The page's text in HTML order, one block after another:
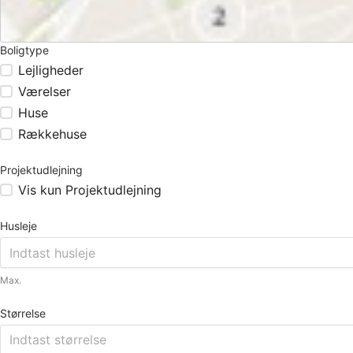
Boligtype
Lejligheder
Værelser
Huse
Rækkehuse
Projektudlejning
Vis kun Projektudlejning
Husleje
Max.
Størrelse